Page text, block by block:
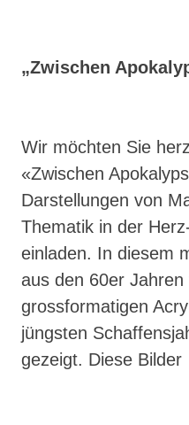
„Zwischen
Wir möchten Sie
«Zwischen
Darstellungen von
Thematik in der
einladen. In diesem
aus den 60er Jahren
grossformatigen
jüngsten
gezeigt. Diese